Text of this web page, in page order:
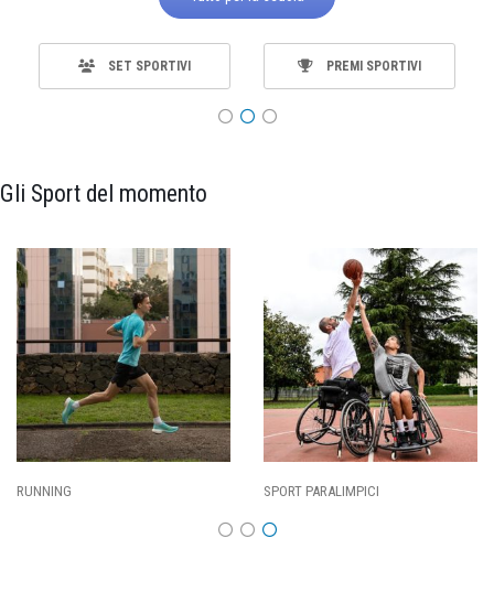
SET SPORTIVI PREMI SPORTIVI
Gli Sport del momento
SPORT PARALIMPICI